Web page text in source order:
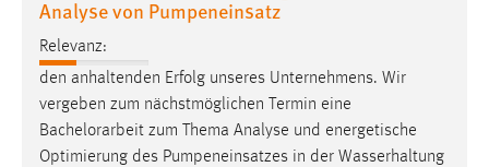
Analyse von Pumpeneinsatz
Relevanz:
den anhaltenden Erfolg unseres Unternehmens. Wir
vergeben zum nächstmöglichen Termin eine
Bachelorarbeit zum Thema Analyse und energetische
Optimierung des Pumpeneinsatzes in der Wasserhaltung
Conversion-Tracking
Cookie Laufzeit:
3 Monate
Facebook Pixel